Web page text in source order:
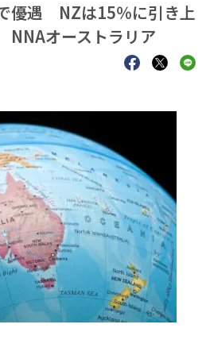
優遇 NZは15％に引き上
オーストラリア